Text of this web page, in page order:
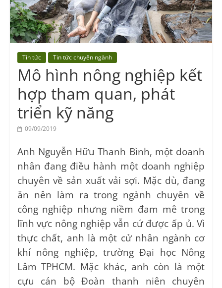
Vocational
Education
Center
Tin tức Tin tức chuyên ngành
Mô hình nông nghiệp kết
hợp tham quan, phát
triển kỹ năng
09/09/2019
Anh Nguyễn Hữu Thanh Bình, một doanh
nhân đang điều hành một doanh nghiệp
chuyên về sản xuất vải sợi. Mặc dù, đang
ăn nên làm ra trong ngành chuyên về
công nghiệp nhưng niềm đam mê trong
lĩnh vực nông nghiệp vẫn cứ được ấp ủ. Vì
thực chất, anh là một cử nhân ngành cơ
khí nông nghiệp, trường Đại học Nông
Lâm TPHCM. Mặc khác, anh còn là một
cựu cán bộ Đoàn thanh niên chuyên